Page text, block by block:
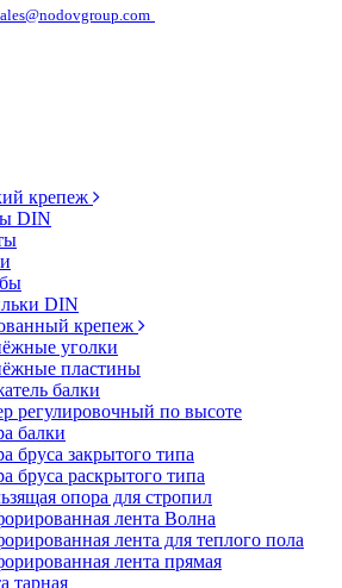
крепеж
DIN
DIN
крепеж
уголки
пластины
балки
регулировочный по высоте
балки
бруса закрытого типа
бруса раскрытого типа
опора для стропил
лента Волна
лента для теплого пола
лента прямая
тарная